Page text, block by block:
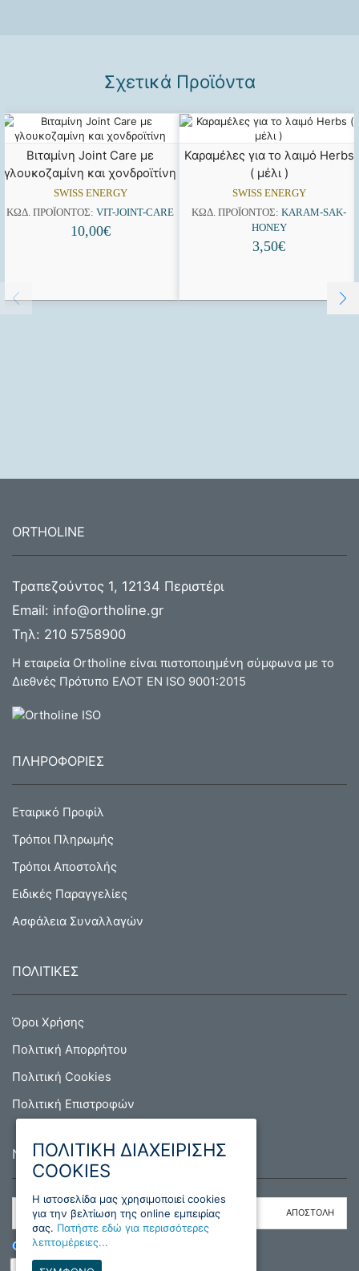
Σχετικά Προϊόντα
Βιταμίνη Joint Care με
γλουκοζαμίνη και χονδροϊτίνη
SWISS ENERGY
ΚΩΔ. ΠΡΟΪΌΝΤΟΣ: VIT-JOINT-CARE
10,00€
Καραμέλες για το λαιμό Herbs
( μέλι )
SWISS ENERGY
ΚΩΔ. ΠΡΟΪΌΝΤΟΣ: KARAM-SAK-
HONEY
3,50€
ORTHOLINE
Τραπεζούντος 1, 12134 Περιστέρι
Email: info@ortholine.gr
Τηλ: 210 5758900
Η εταιρεία Ortholine είναι πιστοποιημένη σύμφωνα με το
Διεθνές Πρότυπο ΕΛΟΤ ΕΝ ISO 9001:2015
ΠΛΗΡΟΦΟΡΙΕΣ
Εταιρικό Προφίλ
Τρόποι Πληρωμής
Τρόποι Αποστολής
Ειδικές Παραγγελίες
Ασφάλεια Συναλλαγών
ΠΟΛΙΤΙΚΕΣ
Όροι Χρήσης
Πολιτική Απορρήτου
Πολιτική Cookies
Πολιτική Επιστροφών
NEWSLETTER
ΕΓΓΡΑΦΗ
ΔΙΑΓΡΑΦΗ
Διάβασα και συμφωνώ με τους όρους
ΠΟΛΙΤΙΚΗ ΔΙΑΧΕΙΡΙΣΗΣ
COOKIES
H ιστοσελίδα μας χρησιμοποιεί cookies
για την βελτίωση της online εμπειρίας
σας. Πατήστε εδώ για περισσότερες
λεπτομέρειες...